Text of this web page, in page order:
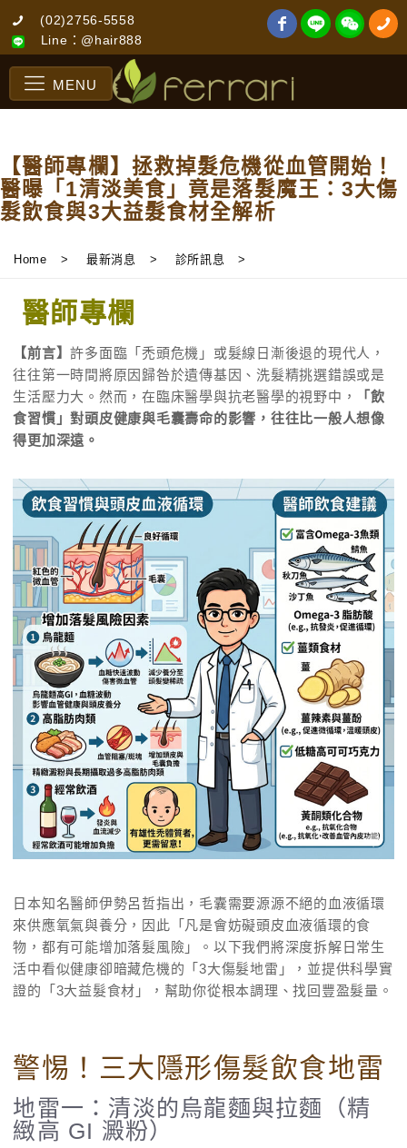
(02)2756-5558
Line：@hair888
MENU
【醫師專欄】拯救掉髮危機從血管開始！
醫曝「1清淡美食」竟是落髮魔王：3大傷
髮飲食與3大益髮食材全解析
Home > 最新消息 > 診所訊息 >
醫師專欄
【前言】許多面臨「禿頭危機」或髮線日漸後退的現代人，
往往第一時間將原因歸咎於遺傳基因、洗髮精挑選錯誤或是
生活壓力大。然而，在臨床醫學與抗老醫學的視野中，
「飲
食習慣」對頭皮健康與毛囊壽命的影響，往往比一般人想像
得更加深遠。
日本知名醫師伊勢呂哲指出，毛囊需要源源不絕的血液循環
來供應氧氣與養分，因此「凡是會妨礙頭皮血液循環的食
物，都有可能增加落髮風險」。以下我們將深度拆解日常生
活中看似健康卻暗藏危機的「3大傷髮地雷」，並提供科學實
證的「3大益髮食材」，幫助你從根本調理、找回豐盈髮量。
警惕！三大隱形傷髮飲食地雷
地雷一：清淡的烏龍麵與拉麵（精
緻高 GI 澱粉）